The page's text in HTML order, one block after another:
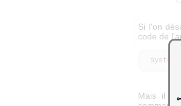
Si l'on
code de
System
Mais il